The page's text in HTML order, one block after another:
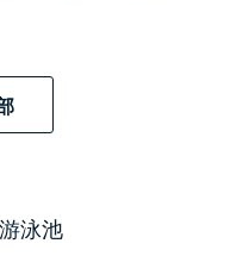
间,一间独立厨房
的家装采用高档家
游泳池